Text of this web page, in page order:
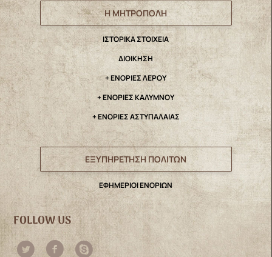
Η ΜΗΤΡΟΠΟΛΗ
IΣΤΟΡΙΚΑ ΣΤΟΙΧΕΙΑ
ΔΙΟΙΚΗΣΗ
+ ΕΝΟΡΙΕΣ ΛΕΡΟΥ
+ ΕΝΟΡΙΕΣ ΚΑΛΥΜΝΟΥ
+ ΕΝΟΡΙΕΣ ΑΣΤΥΠΑΛΑΙΑΣ
ΕΞΥΠΗΡΕΤΗΣΗ ΠΟΛΙΤΩΝ
ΕΦΗΜΕΡΙΟΙ ΕΝΟΡΙΩΝ
FOLLOW US